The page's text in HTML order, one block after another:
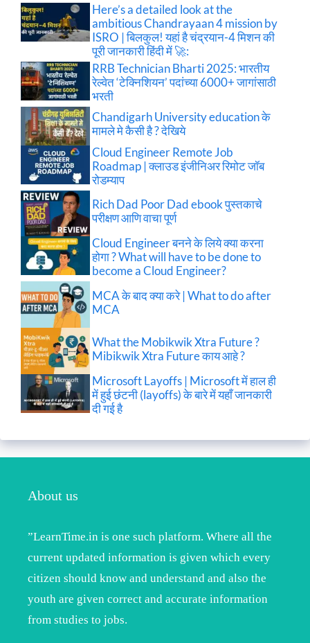
Here’s a detailed look at the
ambitious Chandrayaan 4 mission by
ISRO | बिलकुल! यहां है चंद्रयान-4 मिशन की
पूरी जानकारी हिंदी में 🚀:
RRB Technician Bharti 2025: भारतीय
रेल्वेत ‘टेक्निशियन’ पदांच्या 6000+ जागांसाठी
भरती
Chandigarh University education के
मामले मे कैसी है ? देखिये
Cloud Engineer Remote Job
Roadmap | क्लाउड इंजीनिअर रिमोट जॉब
रोडम्याप
Rich Dad Poor Dad ebook पुस्तकाचे
परीक्षण आणि वाचा पूर्ण
Cloud Engineer बनने के लिये क्या करना
होगा ? What will have to be done to
become a Cloud Engineer?
MCA के बाद क्या करे | What to do after
MCA
What the Mobikwik Xtra Future ?
Mibikwik Xtra Future काय आहे ?
Microsoft Layoffs | Microsoft में हाल ही
में हुई छंटनी (layoffs) के बारे में यहाँ जानकारी
दी गई है
About us
”LearnTime.in is one such platform. Where all the
current updated information is given which every
citizen should know and understand and also the
youth are given correct and accurate information
from studies to jobs.